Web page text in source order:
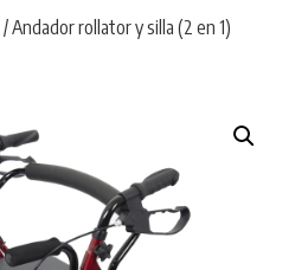
/ Andador rollator y silla (2 en 1)